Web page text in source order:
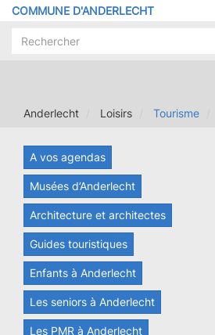
Aller
contenu
COMMUNE D'ANDERLECHT
Anderlecht
Loisirs Tourisme
A vos agendas
Musées d’Anderlecht
Architecture et architectes
Guides touristiques
Enfants à Anderlecht
Les seniors à Anderlecht
Les PMR à Anderlecht